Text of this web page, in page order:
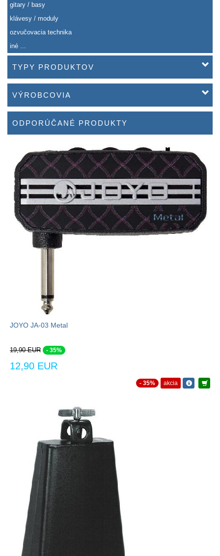
gitary / basy
klávesy / moduly
ozvučovacia technika
iné ...
TYPY PRODUKTOV
VÝROBCOVIA
ODPORÚČANÉ PRODUKTY
JOYO JA-03 Metal
19,90 EUR - 35%
12,90 EUR
- 35% akcia